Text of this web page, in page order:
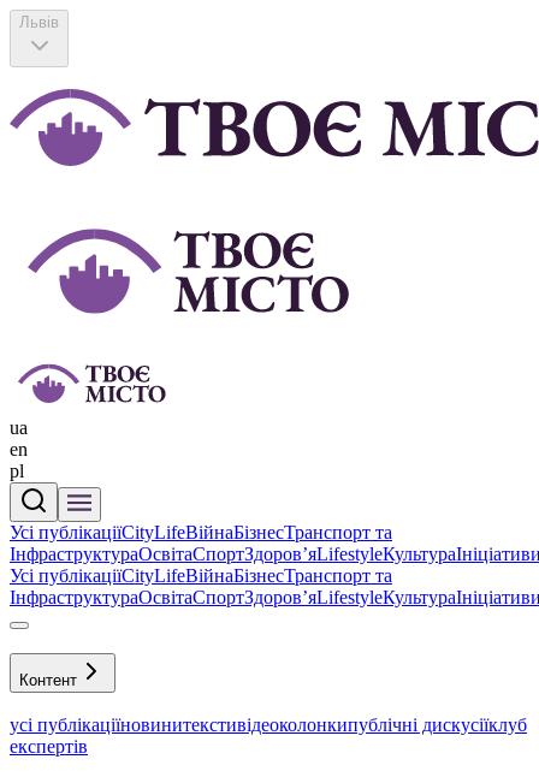
Львів
ua
en
pl
Усі публікаціїCityLifeВійнаБізнесТранспорт та
ІнфраструктураОсвітаСпортЗдоровʼяLifestyleКультура
Усі публікаціїCityLifeВійнаБізнесТранспорт та
ІнфраструктураОсвітаСпортЗдоровʼяLifestyleКультура
Контент
усі публікаціїновинитекстивідеоколонкипублічні дискусіїклуб
експертів